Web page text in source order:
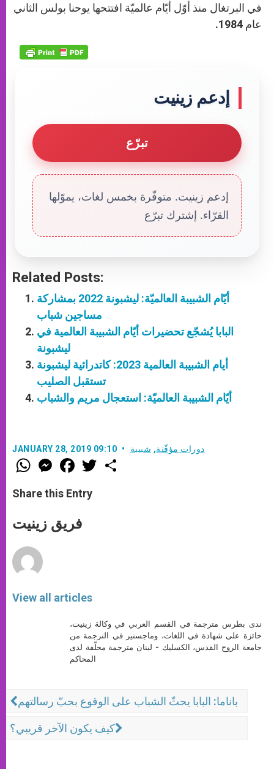
في البرتغال منذ أوّل أيّام عالميّة افتتحها يوحنا بولس الثاني
عام 1984.
إدعم زينيت
تبرّع
إدعم زينيت. متوفّرة بخمس لغات، يموّلها
القرّاء. إشترك تبرّع
Related Posts:
أيّام الشبيبة العالميّة: ليشبونة 2022 بمشاركة
مساجين شباب
البابا يُشجّع تحضيرات أيّام الشبيبة العالمية في
ليشبونة
أيام الشبيبة العالمية 2023: كاتدرائية ليشبونة
تستقبل الصليب
أيّام الشبيبة العالميّة: استعجال مريم والشباب
JANUARY 28, 2019 09:10 دورات مؤقّتة, شبيبة
W
h
t
s
p
p
M
e
s
e
g
e
F
a
e
b
o
k
w
Share this Entry
فريق زينيت
View all articles
ندى بطرس مترجمة في القسم العربي في وكالة زينيت،
حائزة على شهادة في اللغات، وماجستير في الترجمة من
جامعة الروح القدس، الكسليك - لبنان مترجمة محلّفة لدى
المحاكم
باناما: البابا يحثّ الشباب على الوقوع بحبّ رسالتهم
كيف يكون الآخر قريبي؟